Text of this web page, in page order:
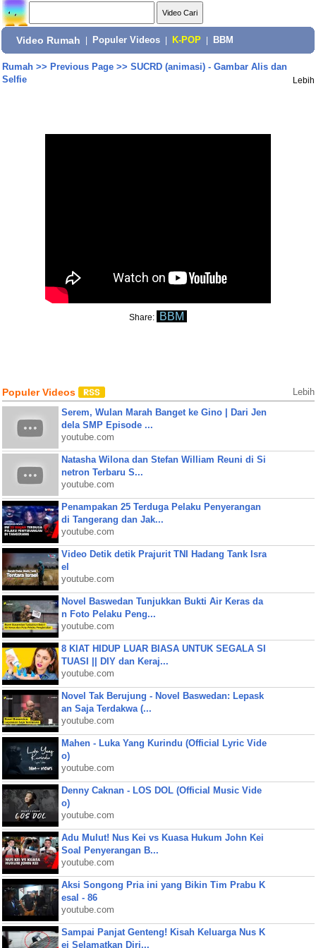
Video Rumah Populer Videos K-POP BBM
Rumah>> Previous Page>> SUCRD (animasi) - Gambar Alis dan
Selfie
Lebih
Share: BBM
Populer Videos Lebih
Serem, Wulan Marah Banget ke Gino | Dari Jen
dela SMP Episode ...
youtube.com
Natasha Wilona dan Stefan William Reuni di Si
netron Terbaru S...
youtube.com
Penampakan 25 Terduga Pelaku Penyerangan
di Tangerang dan Jak...
youtube.com
Video Detik detik Prajurit TNI Hadang Tank Isra
el
youtube.com
Novel Baswedan Tunjukkan Bukti Air Keras da
n Foto Pelaku Peng...
youtube.com
8 KIAT HIDUP LUAR BIASA UNTUK SEGALA SI
TUASI || DIY dan Keraj...
youtube.com
Novel Tak Berujung - Novel Baswedan: Lepask
an Saja Terdakwa (...
youtube.com
Mahen - Luka Yang Kurindu (Official Lyric Vide
o)
youtube.com
Denny Caknan - LOS DOL (Official Music Vide
o)
youtube.com
Adu Mulut! Nus Kei vs Kuasa Hukum John Kei
Soal Penyerangan B...
youtube.com
Aksi Songong Pria ini yang Bikin Tim Prabu K
esal - 86
youtube.com
Sampai Panjat Genteng! Kisah Keluarga Nus K
ei Selamatkan Diri...